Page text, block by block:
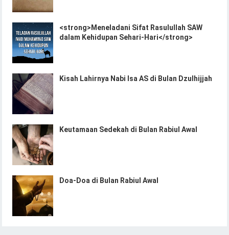
<strong>Meneladani Sifat Rasulullah SAW
dalam Kehidupan Sehari-Hari</strong>
Kisah Lahirnya Nabi Isa AS di Bulan Dzulhijjah
Keutamaan Sedekah di Bulan Rabiul Awal
Doa-Doa di Bulan Rabiul Awal